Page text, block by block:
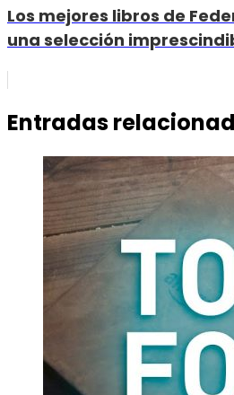
Los mejores libros de
una selección
Entradas